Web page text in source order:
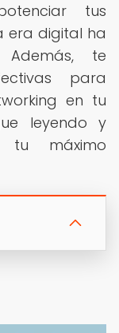
tus
era digital ha
Además, te
para
en tu
leyendo y
tu máximo